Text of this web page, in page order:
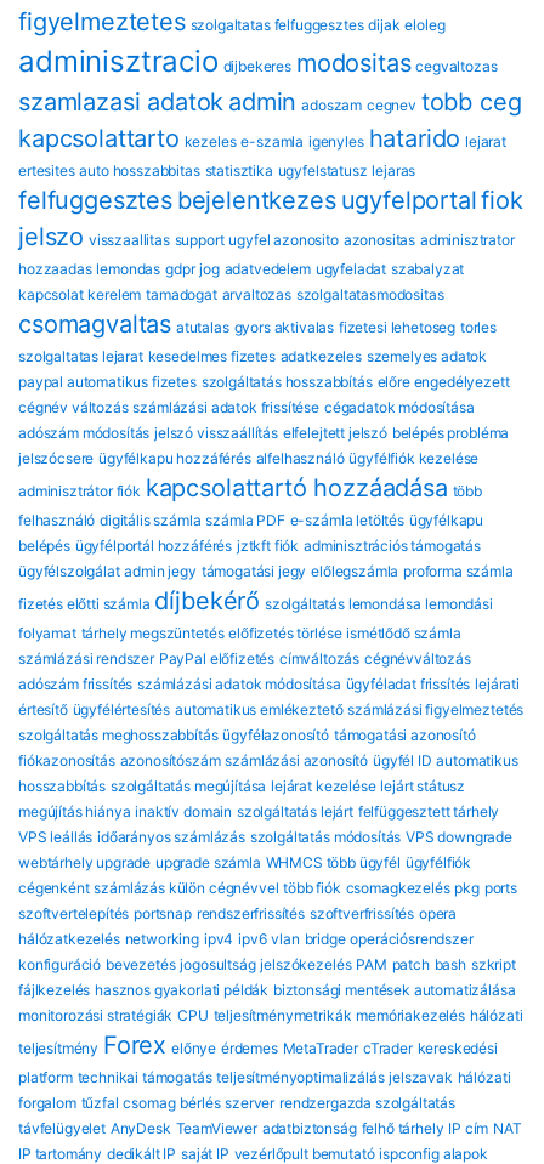
figyelmeztetes szolgaltatas felfuggesztes dijak eloleg
adminisztracio dijbekeres modositas cegvaltozas
szamlazasi adatok admin adoszam cegnev tobb ceg
kapcsolattarto kezeles e-szamla igenyles hatarido lejarat
ertesites auto hosszabbitas statisztika ugyfelstatusz lejaras
felfuggesztes bejelentkezes ugyfelportalfiok
jelszo visszaallitas support ugyfel azonosito azonositas adminisztrator
hozzaadas lemondas gdpr jog adatvedelem ugyfeladat szabalyzat
kapcsolat kerelem tamadogat arvaltozas szolgaltatasmodositas
csomagvaltas atutalas gyors aktivalas fizetesi lehetoseg torles
szolgaltatas lejarat kesedelmes fizetes adatkezeles szemelyes adatok
paypal automatikus fizetes szolgáltatás hosszabbítás előre engedélyezett
cégnév változás számlázási adatok frissítése cégadatok módosítása
adószám módosítás jelszó visszaállítás elfelejtett jelszó belépés probléma
jelszócsere ügyfélkapu hozzáférés alfelhasználó ügyfélfiók kezelése
adminisztrátor fiók kapcsolattartó hozzáadása több
felhasználó digitális számla számla PDF e-számla letöltés ügyfélkapu
belépés ügyfélportál hozzáférés jztkft fiók adminisztrációs támogatás
ügyfélszolgálat admin jegy támogatási jegy előlegszámla proforma számla
fizetés előtti számla díjbekérő szolgáltatás lemondása lemondási
folyamat tárhely megszüntetés előfizetés törlése ismétlődő számla
számlázási rendszer PayPal előfizetés címváltozás cégnévváltozás
adószám frissítés számlázási adatok módosítása ügyféladat frissítés lejárati
értesítő ügyfélértesítés automatikus emlékeztető számlázási figyelmeztetés
szolgáltatás meghosszabbítás ügyfélazonosító támogatási azonosító
fiókazonosítás azonosítószám számlázási azonosító ügyfél ID automatikus
hosszabbítás szolgáltatás megújítása lejárat kezelése lejárt státusz
megújítás hiánya inaktív domain szolgáltatás lejárt felfüggesztett tárhely
VPS leállás időarányos számlázás szolgáltatás módosítás VPS downgrade
webtárhely upgrade upgrade számla WHMCS több ügyfél ügyfélfiók
cégenként számlázás külön cégnévvel több fiók csomagkezelés pkg ports
szoftvertelepítés portsnap rendszerfrissítés szoftverfrissítés opera
hálózatkezelés networking ipv4 ipv6 vlan bridge operációsrendszer
konfiguráció bevezetés jogosultság jelszókezelés PAM patch bash szkript
fájlkezelés hasznos gyakorlati példák biztonsági mentések automatizálása
monitorozási stratégiák CPU teljesítménymetrikák memóriakezelés hálózati
teljesítmény Forex előnye érdemes MetaTrader cTrader kereskedési
platform technikai támogatás teljesítményoptimalizálás jelszavak hálózati
forgalom tűzfal csomag bérlés szerver rendzergazda szolgáltatás
távfelügyelet AnyDesk TeamViewer adatbiztonság felhő tárhely IP cím NAT
IP tartomány dedikált IP saját IP vezérlőpult bemutató ispconfig alapok